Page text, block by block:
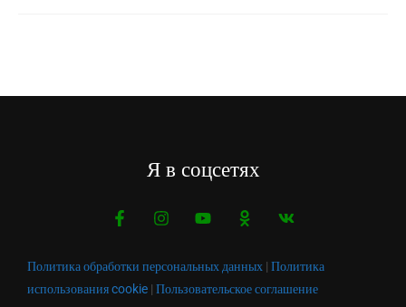
Я в соцсетях
Политика обработки персональных данных | Политика
использования cookie | Пользовательское соглашение